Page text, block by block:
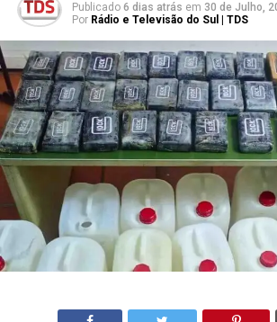
Publicado 6 dias atrás em 30 de Julho,
Por Rádio e Televisão do Sul | TDS